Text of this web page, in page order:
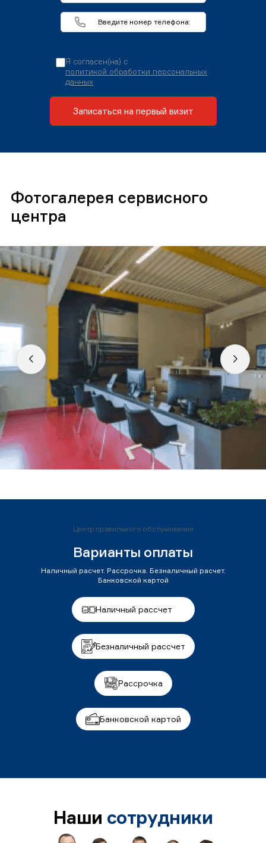
Я согласен(на) с
политикой обработки персональных
данных
Записаться на первый визит
Фотогалерея сервисного
центра
Центр правильного обслуживания
Варианты оплаты
Наличный расчет. Рассрочка. Безналичный расчет.
Банковской картой
Наличный рассчет
Безналичный рассчет
Рассрочка
Банковской картой
Наши сотрудники